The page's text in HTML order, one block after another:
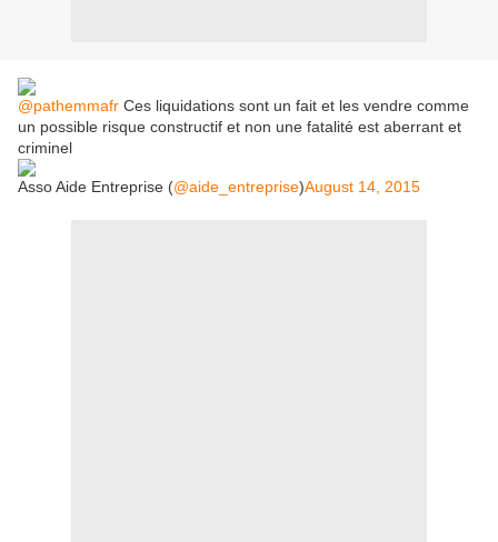
@pathemmafr Ces liquidations sont un fait et les vendre comme
un possible risque constructif et non une fatalité est aberrant et
criminel
Asso Aide Entreprise (@aide_entreprise)August 14, 2015